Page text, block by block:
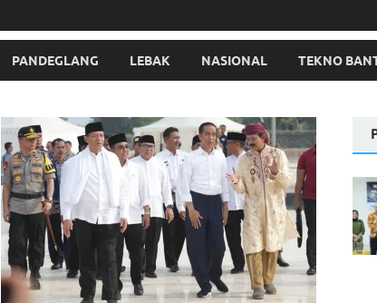
PANDEGLANG LEBAK NASIONAL TEKNO